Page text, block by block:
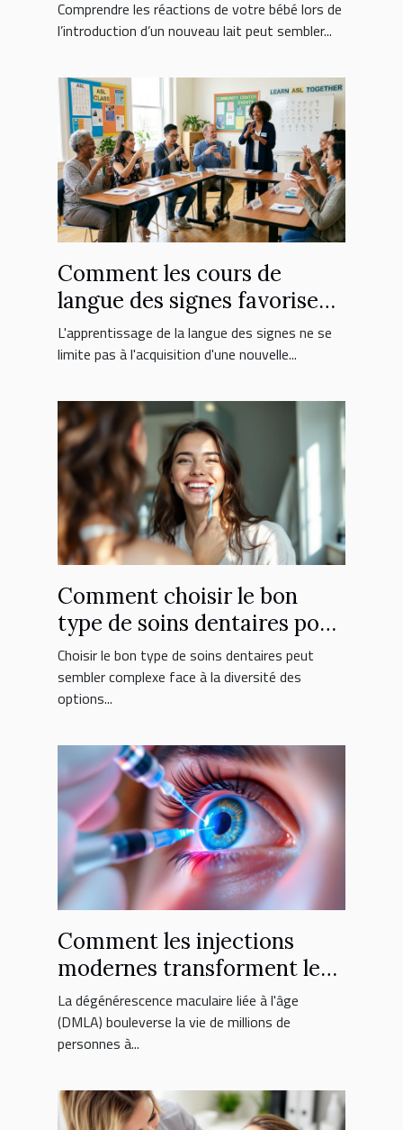
Comprendre les réactions de votre bébé lors de
l’introduction d’un nouveau lait peut sembler...
Comment les cours de
langue des signes favorisent
l'inclusion sociale ?
L'apprentissage de la langue des signes ne se
limite pas à l'acquisition d'une nouvelle...
Comment choisir le bon
type de soins dentaires pour
vous ?
Choisir le bon type de soins dentaires peut
sembler complexe face à la diversité des
options...
Comment les injections
modernes transforment le
traitement de la DMLA ?
La dégénérescence maculaire liée à l'âge
(DMLA) bouleverse la vie de millions de
personnes à...